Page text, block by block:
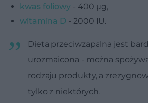
kwas foliowy - 400 µg,
witamina D - 2000 IU.
Dieta przeciwzapalna jest
urozmaicona - można
rodzaju produkty, a
tylko z niektórych.